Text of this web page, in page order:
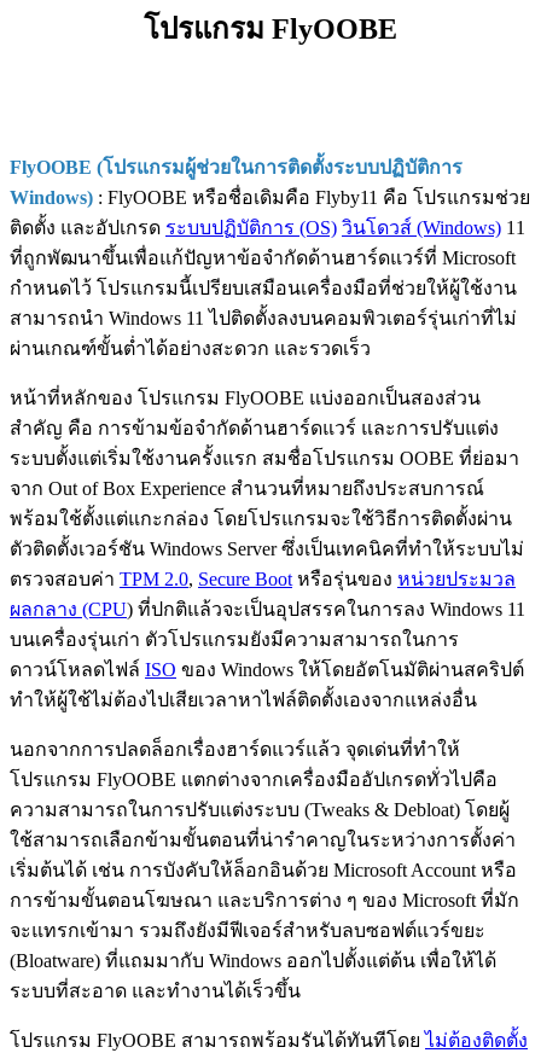
โปรแกรม FlyOOBE
FlyOOBE (โปรแกรมผู้ช่วยในการติดตั้งระบบปฏิบัติการ
Windows) : FlyOOBE หรือชื่อเดิมคือ Flyby11 คือ โปรแกรมช่วย
ติดตั้ง และอัปเกรด ระบบปฏิบัติการ (OS) วินโดวส์ (Windows) 11
ที่ถูกพัฒนาขึ้นเพื่อแก้ปัญหาข้อจำกัดด้านฮาร์ดแวร์ที่ Microsoft
กำหนดไว้ โปรแกรมนี้เปรียบเสมือนเครื่องมือที่ช่วยให้ผู้ใช้งาน
สามารถนำ Windows 11 ไปติดตั้งลงบนคอมพิวเตอร์รุ่นเก่าที่ไม่
ผ่านเกณฑ์ขั้นต่ำได้อย่างสะดวก และรวดเร็ว
หน้าที่หลักของ โปรแกรม FlyOOBE แบ่งออกเป็นสองส่วน
สำคัญ คือ การข้ามข้อจำกัดด้านฮาร์ดแวร์ และการปรับแต่ง
ระบบตั้งแต่เริ่มใช้งานครั้งแรก สมชื่อโปรแกรม OOBE ที่ย่อมา
จาก Out of Box Experience สำนวนที่หมายถึงประสบการณ์
พร้อมใช้ตั้งแต่แกะกล่อง โดยโปรแกรมจะใช้วิธีการติดตั้งผ่าน
ตัวติดตั้งเวอร์ชัน Windows Server ซึ่งเป็นเทคนิคที่ทำให้ระบบไม่
ตรวจสอบค่า TPM 2.0, Secure Boot หรือรุ่นของ หน่วยประมวล
ผลกลาง (CPU) ที่ปกติแล้วจะเป็นอุปสรรคในการลง Windows 11
บนเครื่องรุ่นเก่า ตัวโปรแกรมยังมีความสามารถในการ
ดาวน์โหลดไฟล์ ISO ของ Windows ให้โดยอัตโนมัติผ่านสคริปต์
ทำให้ผู้ใช้ไม่ต้องไปเสียเวลาหาไฟล์ติดตั้งเองจากแหล่งอื่น
นอกจากการปลดล็อกเรื่องฮาร์ดแวร์แล้ว จุดเด่นที่ทำให้
โปรแกรม FlyOOBE แตกต่างจากเครื่องมืออัปเกรดทั่วไปคือ
ความสามารถในการปรับแต่งระบบ (Tweaks & Debloat) โดยผู้
ใช้สามารถเลือกข้ามขั้นตอนที่น่ารำคาญในระหว่างการตั้งค่า
เริ่มต้นได้ เช่น การบังคับให้ล็อกอินด้วย Microsoft Account หรือ
การข้ามขั้นตอนโฆษณา และบริการต่าง ๆ ของ Microsoft ที่มัก
จะแทรกเข้ามา รวมถึงยังมีฟีเจอร์สำหรับลบซอฟต์แวร์ขยะ
(Bloatware) ที่แถมมากับ Windows ออกไปตั้งแต่ต้น เพื่อให้ได้
ระบบที่สะอาด และทำงานได้เร็วขึ้น
โปรแกรม FlyOOBE สามารถพร้อมรันได้ทันทีโดยไม่ต้องติดตั้ง